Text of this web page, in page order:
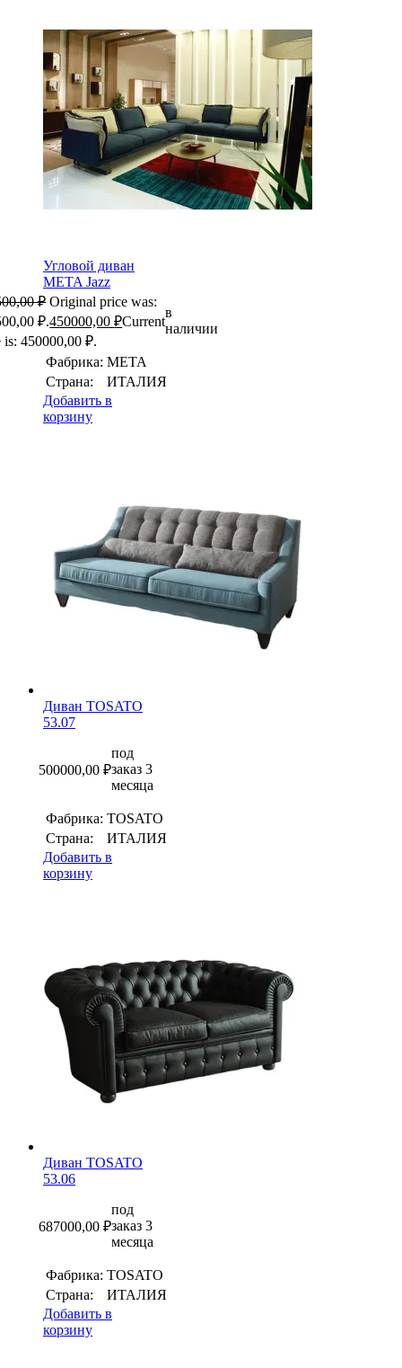
Угловой диван
META Jazz
₽ Original price was:
₽.450000,00₽Current
is: 450000,00 ₽.
в
наличии
Фабрика: META
Страна:
ИТАЛИЯ
Добавить в
корзину
Диван TOSATO
53.07
500000,00 ₽
под
заказ 3
месяца
Фабрика: TOSATO
Страна:
ИТАЛИЯ
Добавить в
корзину
Диван TOSATO
53.06
687000,00 ₽
под
заказ 3
месяца
Фабрика: TOSATO
Страна:
ИТАЛИЯ
Добавить в
корзину